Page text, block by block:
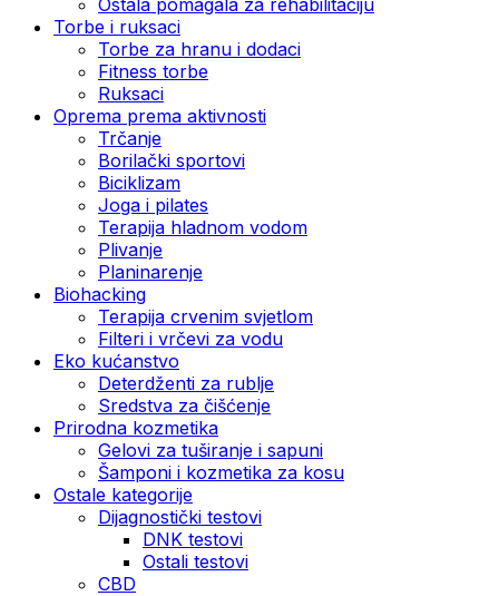
Torbe i ruksaci
Torbe za hranu i dodaci
Fitness torbe
Ruksaci
Oprema prema aktivnosti
Trčanje
Borilački sportovi
Biciklizam
Joga i pilates
Terapija hladnom vodom
Plivanje
Planinarenje
Biohacking
Terapija crvenim svjetlom
Filteri i vrčevi za vodu
Eko kućanstvo
Deterdženti za rublje
Sredstva za čišćenje
Prirodna kozmetika
Gelovi za tuširanje i sapuni
Šamponi i kozmetika za kosu
Ostale kategorije
Dijagnostički testovi
DNK testovi
Ostali testovi
CBD